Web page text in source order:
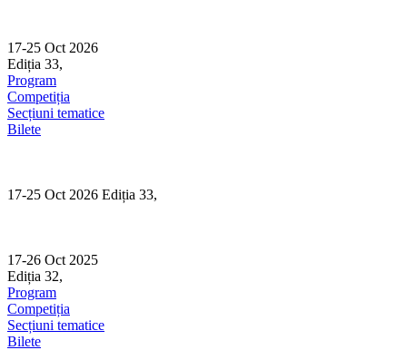
content
17-25 Oct 2026
Ediția 33,
Program
Competiția
Secțiuni tematice
Bilete
17-25 Oct 2026 Ediția 33,
17-26 Oct 2025
Ediția 32,
Program
Competiția
Secțiuni tematice
Bilete